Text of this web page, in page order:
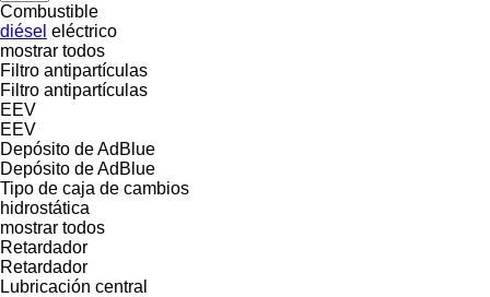
Combustible
diésel eléctrico
mostrar todos
Filtro antipartículas
Filtro antipartículas
EEV
EEV
Depósito de AdBlue
Depósito de AdBlue
Tipo de caja de cambios
hidrostática
mostrar todos
Retardador
Retardador
Lubricación central